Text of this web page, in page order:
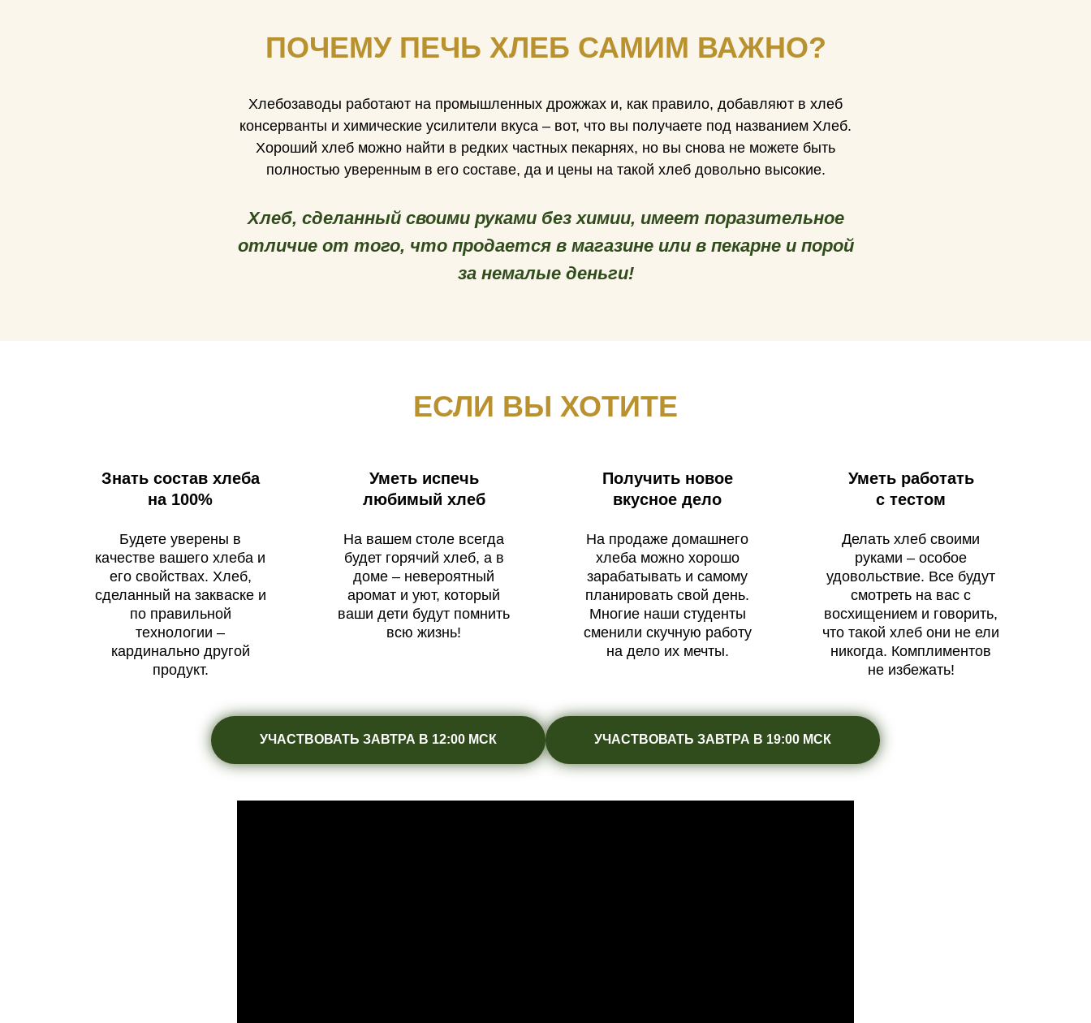
ПОЧЕМУ ПЕЧЬ ХЛЕБ САМИМ ВАЖНО?
Хлебозаводы работают на промышленных дрожжах и, как правило, добавляют в хлеб
консерванты и химические усилители вкуса – вот, что вы получаете под названием Хлеб.
Хороший хлеб можно найти в редких частных пекарнях, но вы снова не можете быть
полностью уверенным в его составе, да и цены на такой хлеб довольно высокие.
Хлеб, сделанный своими руками без химии, имеет поразительное
отличие от того, что продается в магазине или в пекарне и порой
за немалые деньги!
ЕСЛИ ВЫ ХОТИТЕ
Знать состав хлеба
на 100%
Будете уверены в
качестве вашего хлеба и
его свойствах. Хлеб,
сделанный на закваске и
по правильной
технологии –
кардинально другой
продукт.
Уметь испечь
любимый хлеб
На вашем столе всегда
будет горячий хлеб, а в
доме – невероятный
аромат и уют, который
ваши дети будут помнить
всю жизнь!
Получить новое
вкусное дело
На продаже домашнего
хлеба можно хорошо
зарабатывать и самому
планировать свой день.
Многие наши студенты
сменили скучную работу
на дело их мечты.
Уметь работать
с тестом
Делать хлеб своими
руками – особое
удовольствие. Все будут
смотреть на вас с
восхищением и говорить,
что такой хлеб они не ели
никогда. Комплиментов
не избежать!
УЧАСТВОВАТЬ ЗАВТРА В 12:00 МСК УЧАСТВОВАТЬ ЗАВТРА В 19:00 МСК